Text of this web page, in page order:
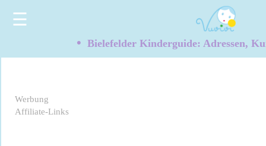
☰
• Bielefelder Kinderguide: Adressen,
Werbung
Affiliate-Links